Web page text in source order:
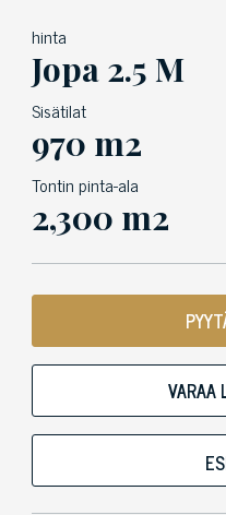
hinta
Jopa 2.5 M
Sisätilat
970 m2
Tontin pinta-ala
2,300 m2
VARAA